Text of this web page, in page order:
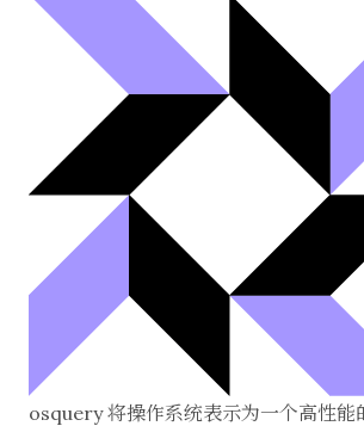
osquery将操作系统表示为一个高性能